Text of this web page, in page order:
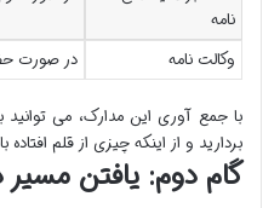
نامه
وکالت نامه در صورت
با جمع آوری این مدارک، می توانید
بردارید و از اینکه چیزی از قلم افتاده
گام دوم: یافتن